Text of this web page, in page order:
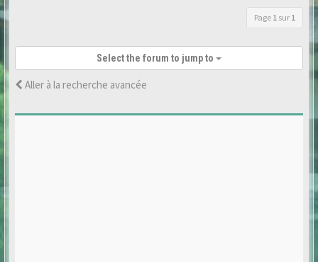
Page 1 sur 1
Select the forum to jump to
Aller à la recherche avancée